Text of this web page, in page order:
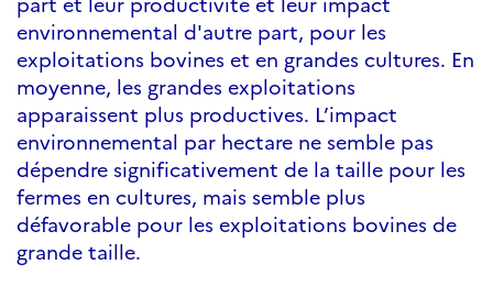
environnemental d'autre part, pour les
exploitations bovines et en grandes cultures. En
moyenne, les grandes exploitations
apparaissent plus productives. L’impact
environnemental par hectare ne semble pas
dépendre significativement de la taille pour les
fermes en cultures, mais semble plus
défavorable pour les exploitations bovines de
grande taille.